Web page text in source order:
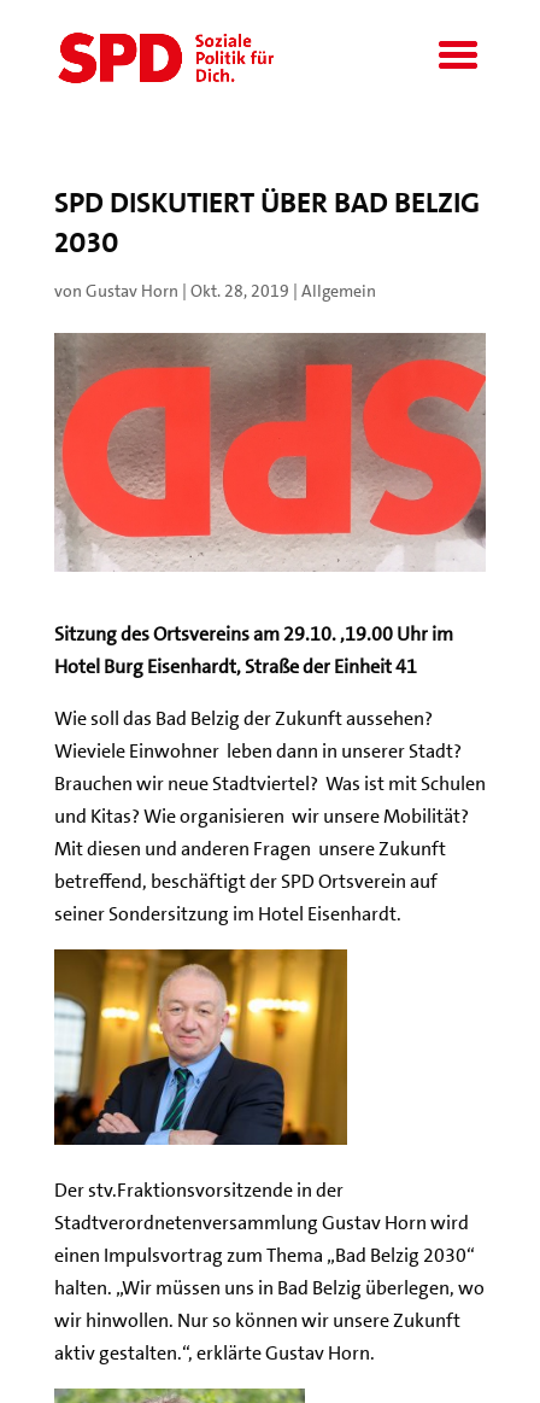
SPD DISKUTIERT ÜBER BAD BELZIG
2030
von Gustav Horn | Okt. 28, 2019 | Allgemein
Sitzung des Ortsvereins am 29.10. ,19.00 Uhr im
Hotel Burg Eisenhardt, Straße der Einheit 41
Wie soll das Bad Belzig der Zukunft aussehen?
Wieviele Einwohner leben dann in unserer Stadt?
Brauchen wir neue Stadtviertel? Was ist mit Schulen
und Kitas? Wie organisieren wir unsere Mobilität?
Mit diesen und anderen Fragen unsere Zukunft
betreffend, beschäftigt der SPD Ortsverein auf
seiner Sondersitzung im Hotel Eisenhardt.
Der stv.Fraktionsvorsitzende in der
Stadtverordnetenversammlung Gustav Horn wird
einen Impulsvortrag zum Thema „Bad Belzig 2030“
halten. „Wir müssen uns in Bad Belzig überlegen, wo
wir hinwollen. Nur so können wir unsere Zukunft
aktiv gestalten.“, erklärte Gustav Horn.